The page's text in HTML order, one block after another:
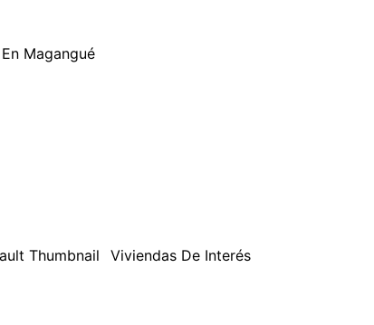
Magangué
Viviendas De Interés